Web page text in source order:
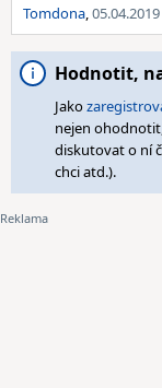
Tomdona,05.04.2019
Hodnotit,
Jako
nejen
diskutovat o ní
chci atd.).